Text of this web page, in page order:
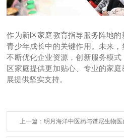
作为新区家庭教育指导服务阵地
青少年成长中的关键作用。未来，
不断优化企业资源，创新服务模
区家庭提供更加贴心、专业的家
展提供坚实支持。
上一篇：明月海洋中医药与谱尼生物